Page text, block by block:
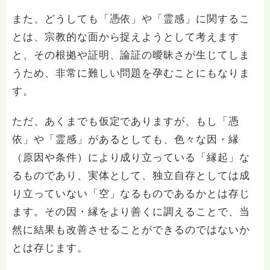
また、どうしても「憑依」や「霊感」に関するこ
とは、宗教的な面から捉えようとして考えます
と、その根拠や証明、論証の曖昧さが生じてしま
うため、非常に難しい問題を孕むことにもなりま
す。
ただ、あくまでも仮定でありますが、もし「憑
依」や「霊感」があるとしても、色々な因・縁
（原因や条件）により成り立っている「縁起」な
るものであり、実体として、独立自存としては成
り立っていない「空」なるものであるかとは存じ
ます。その因・縁をより善くに調えることで、当
然に結果も改善させることができるのではないか
とは存じます。